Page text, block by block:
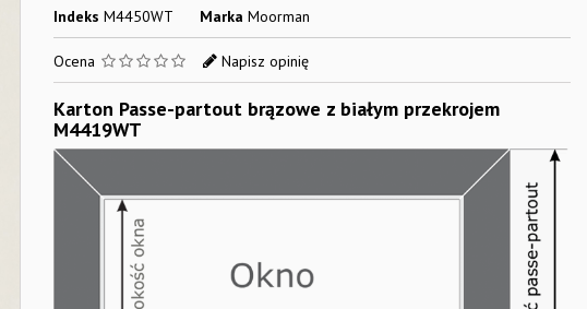
Indeks M4450WT Marka Moorman
Ocena Napisz opinię
Karton Passe-partout brązowe z białym przekrojem
M4419WT